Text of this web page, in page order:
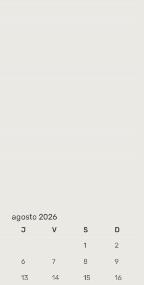
agosto 2026
J V S
D
1
2
6 7 8
9
13 14 15
16